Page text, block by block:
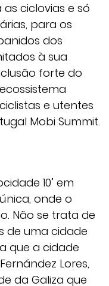
ciclovias e só
para os
dos
à sua
forte do
e utentes
Mobi Summit.
10’ em
onde o
Não se trata de
de uma cidade
que a cidade
Lores,
da Galiza que